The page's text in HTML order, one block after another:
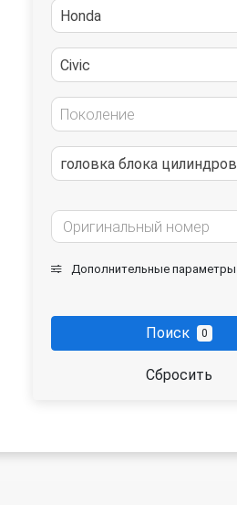
Honda
Civic
Поколение
головка блока цилиндров
Дополнительные параметры
Поиск 0
Сбросить